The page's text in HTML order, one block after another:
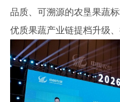
品质、可溯源的农垦果蔬
优质果蔬产业链提档升级、